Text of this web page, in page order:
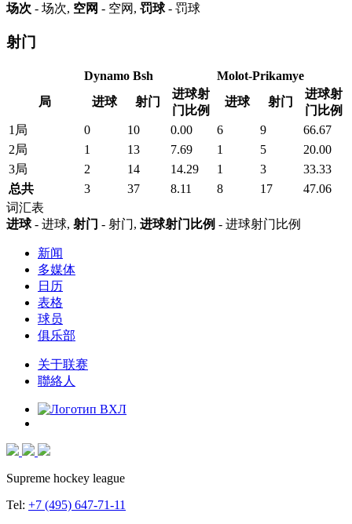
场次 - 场次, 空网 - 空网, 罚球- 罚球
射门
Dynamo Bsh
Molot-Prikamye
局
进球 射门
进球射
门比例
进球 射门
进球射
门比例
1局
0 10 0.00 6 9
66.67
2局
1 13 7.69 1 5
20.00
3局
2 14 14.29 1 3
33.33
总共
3 37 8.11 8 17
47.06
词汇表
进球- 进球, 射门 - 射门, 进球射门比例 - 进球射门比例
新闻
多媒体
日历
表格
球员
俱乐部
关于联赛
聯絡人
Supreme hockey league
Tel: +7 (495) 647-71-11